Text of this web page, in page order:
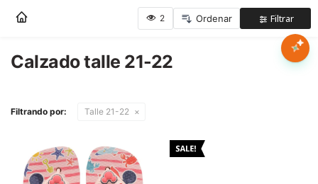
Nota:
este
web
incluye
de
Calzado talle 21-22
Filtrando por: Talle 21-22
Mujer
Hombre
Niños